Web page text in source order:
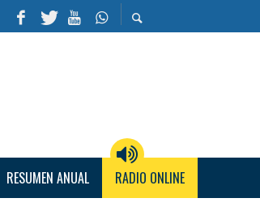
RESUMEN ANUAL RADIO ONLINE